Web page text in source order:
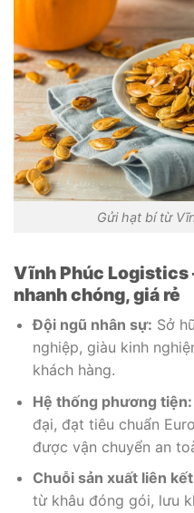
Gửi hạt bí từ
Vĩnh Phúc Logistics
nhanh chóng, giá rẻ
Đội ngũ nhân sự: Sở
nghiệp, giàu kinh
khách hàng.
Hệ thống phương tiện:
đại, đạt tiêu chuẩn
được vận chuyển an
Chuỗi sản xuất liên
từ khâu đóng gói, lưu